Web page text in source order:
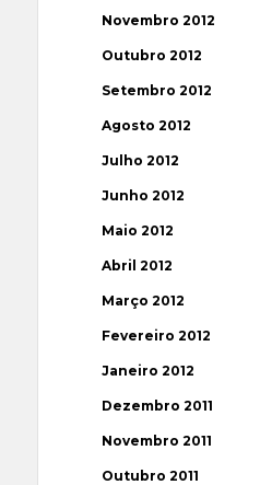
Novembro 2012
Outubro 2012
Setembro 2012
Agosto 2012
Julho 2012
Junho 2012
Maio 2012
Abril 2012
Março 2012
Fevereiro 2012
Janeiro 2012
Dezembro 2011
Novembro 2011
Outubro 2011